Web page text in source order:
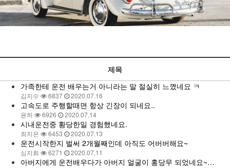
제목
가족한테 운전 배우는거 아니라는 말 절실히 느꼈네요 ㅋ
김지수 6837 2020.07.16
고속도로 주행할때면 항상 긴장이 되네요..
윤하 6926 2020.07.14
시내운전중 황당한일 경험했네요.
최지은 6453 2020.07.13
운전시작한지 벌써 2개월째인데 아직도 어버버해요~
심지희 6271 2020.07.11
아버지에게 운전배우다가 아버지 얼굴이 홍당무 되었네요~…